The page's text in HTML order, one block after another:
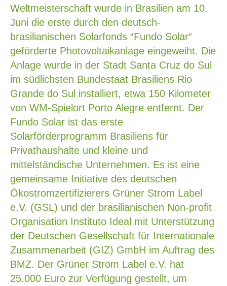
Weltmeisterschaft wurde in Brasilien am 10.
Juni die erste durch den deutsch-
brasilianischen Solarfonds “Fundo Solar“
geförderte Photovoltaikanlage eingeweiht. Die
Anlage wurde in der Stadt Santa Cruz do Sul
im südlichsten Bundestaat Brasiliens Rio
Grande do Sul installiert, etwa 150 Kilometer
von WM-Spielort Porto Alegre entfernt. Der
Fundo Solar ist das erste
Solarförderprogramm Brasiliens für
Privathaushalte und kleine und
mittelständische Unternehmen. Es ist eine
gemeinsame Initiative des deutschen
Ökostromzertifizierers Grüner Strom Label
e.V. (GSL) und der brasilianischen Non-profit
Organisation Instituto Ideal mit Unterstützung
der Deutschen Gesellschaft für Internationale
Zusammenarbeit (GIZ) GmbH im Auftrag des
BMZ. Der Grüner Strom Label e.V. hat
25.000 Euro zur Verfügung gestellt, um